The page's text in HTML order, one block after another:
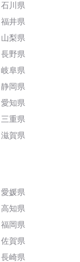
石川県
福井県
山梨県
長野県
岐阜県
静岡県
愛知県
三重県
滋賀県
愛媛県
高知県
福岡県
佐賀県
長崎県